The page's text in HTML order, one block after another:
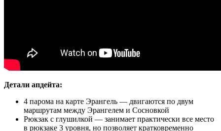
Детали апдейта:
4 парома на карте Эрангель — двигаются по двум
маршрутам между Эрангелем и Сосновкой
Рюкзак с глушилкой — занимает практически все место
в рюкзаке 3 уровня, но позволяет кратковременно